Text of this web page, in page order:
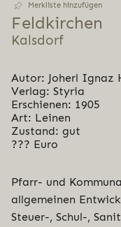
Merkliste hinzufügen
Feld­kir­chen
Kalsdorf
Autor: Joherl Ignaz
Verlag: Styria
Erschienen: 1905
Art: Leinen
Zustand: gut
??? Euro
Pfarr- und
allgemeinen
Steuer-, Schul-,